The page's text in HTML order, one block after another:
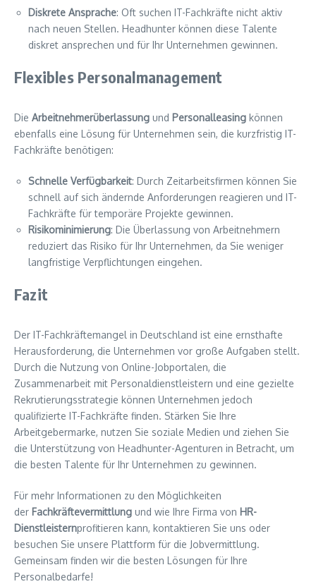
Diskrete Ansprache: Oft suchen IT-Fachkräfte nicht aktiv
nach neuen Stellen. Headhunter können diese Talente
diskret ansprechen und für Ihr Unternehmen gewinnen.
Flexibles Personalmanagement
Die Arbeitnehmerüberlassung und Personalleasing können
ebenfalls eine Lösung für Unternehmen sein, die kurzfristig IT-
Fachkräfte benötigen:
Schnelle Verfügbarkeit: Durch Zeitarbeitsfirmen können Sie
schnell auf sich ändernde Anforderungen reagieren und IT-
Fachkräfte für temporäre Projekte gewinnen.
Risikominimierung: Die Überlassung von Arbeitnehmern
reduziert das Risiko für Ihr Unternehmen, da Sie weniger
langfristige Verpflichtungen eingehen.
Fazit
Der IT-Fachkräftemangel in Deutschland ist eine ernsthafte
Herausforderung, die Unternehmen vor große Aufgaben stellt.
Durch die Nutzung von Online-Jobportalen, die
Zusammenarbeit mit Personaldienstleistern und eine gezielte
Rekrutierungsstrategie können Unternehmen jedoch
qualifizierte IT-Fachkräfte finden. Stärken Sie Ihre
Arbeitgebermarke, nutzen Sie soziale Medien und ziehen Sie
die Unterstützung von Headhunter-Agenturen in Betracht, um
die besten Talente für Ihr Unternehmen zu gewinnen.
Für mehr Informationen zu den Möglichkeiten
der Fachkräftevermittlung und wie Ihre Firma von HR-
Dienstleisternprofitieren kann, kontaktieren Sie uns oder
besuchen Sie unsere Plattform für die Jobvermittlung.
Gemeinsam finden wir die besten Lösungen für Ihre
Personalbedarfe!